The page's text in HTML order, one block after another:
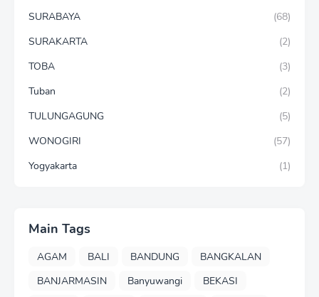
SURABAYA
(68)
SURAKARTA
(2)
TOBA
(3)
Tuban
(2)
TULUNGAGUNG
(5)
WONOGIRI
(57)
Yogyakarta
(1)
Main Tags
AGAM BALI BANDUNG
BANGKALAN
BANJARMASIN
Banyuwangi
BEKASI